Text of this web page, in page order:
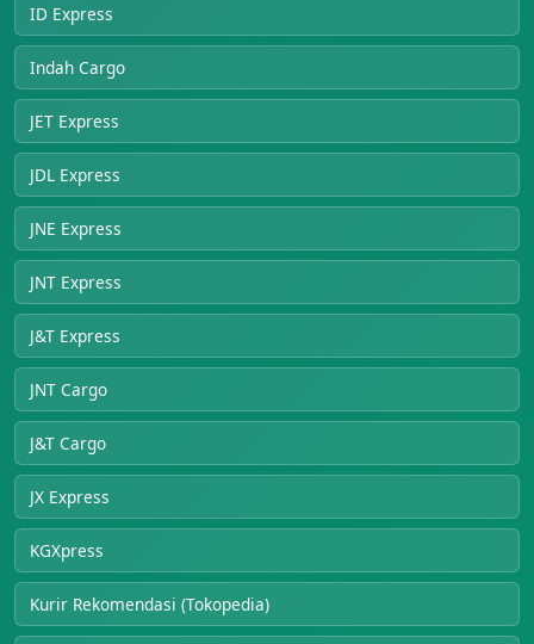
ID Express
Indah Cargo
JET Express
JDL Express
JNE Express
JNT Express
J&T Express
JNT Cargo
J&T Cargo
JX Express
KGXpress
Kurir Rekomendasi (Tokopedia)